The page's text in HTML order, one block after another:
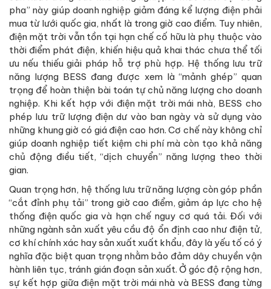
pha” này giúp doanh nghiệp giảm đáng kể lượng điện phải
mua từ lưới quốc gia, nhất là trong giờ cao điểm. Tuy nhiên,
điện mặt trời vẫn tồn tại hạn chế cố hữu là phụ thuộc vào
thời điểm phát điện, khiến hiệu quả khai thác chưa thể tối
ưu nếu thiếu giải pháp hỗ trợ phù hợp. Hệ thống lưu trữ
năng lượng BESS đang được xem là “mảnh ghép” quan
trọng để hoàn thiện bài toán tự chủ năng lượng cho doanh
nghiệp. Khi kết hợp với điện mặt trời mái nhà, BESS cho
phép lưu trữ lượng điện dư vào ban ngày và sử dụng vào
những khung giờ có giá điện cao hơn. Cơ chế này không chỉ
giúp doanh nghiệp tiết kiệm chi phí mà còn tạo khả năng
chủ động điều tiết, “dịch chuyển” năng lượng theo thời
gian.
Quan trọng hơn, hệ thống lưu trữ năng lượng còn góp phần
“cắt đỉnh phụ tải” trong giờ cao điểm, giảm áp lực cho hệ
thống điện quốc gia và hạn chế nguy cơ quá tải. Đối với
những ngành sản xuất yêu cầu độ ổn định cao như điện tử,
cơ khí chính xác hay sản xuất xuất khẩu, đây là yếu tố có ý
nghĩa đặc biệt quan trọng nhằm bảo đảm dây chuyền vận
hành liên tục, tránh gián đoạn sản xuất. Ở góc độ rộng hơn,
sự kết hợp giữa điện mặt trời mái nhà và BESS đang từng